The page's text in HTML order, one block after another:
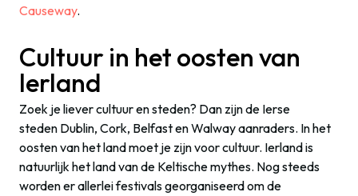
Causeway.
Cultuur in het oosten van
Ierland
Zoek je liever cultuur en steden? Dan zijn de Ierse
steden Dublin, Cork, Belfast en Walway aanraders. In het
oosten van het land moet je zijn voor cultuur. Ierland is
natuurlijk het land van de Keltische mythes. Nog steeds
worden er allerlei festivals georganiseerd om de